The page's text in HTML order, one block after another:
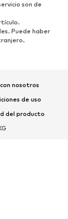
son de
Puede haber
nosotros
de uso
del producto